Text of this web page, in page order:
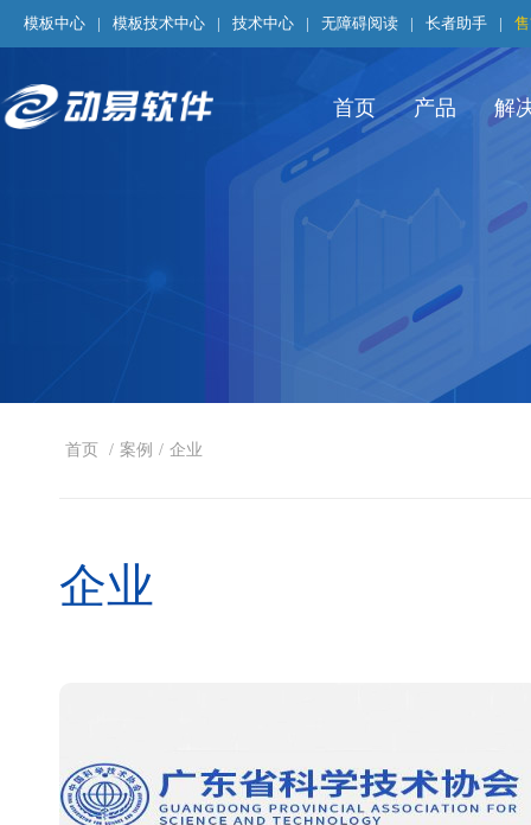
模板中心 | 模板技术中心 | 技术中心 | 无障碍阅读 | 长者助手 |
首页 产品 解
首页 / 案例 / 企业
企业